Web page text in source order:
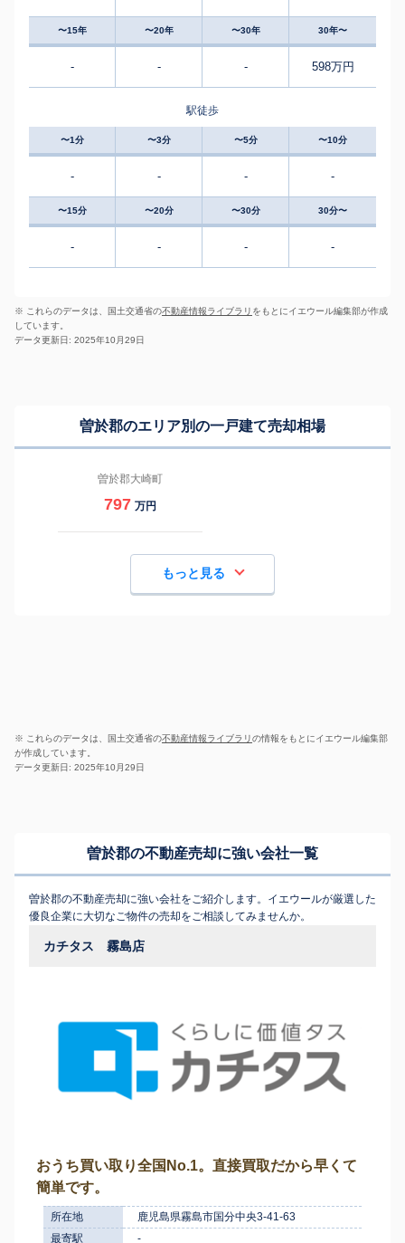
〜15年 〜20年 〜30年 30年〜
- - - 598万円
駅徒歩
〜1分 〜3分 〜5分 〜10分
- - - -
〜15分 〜20分 〜30分 30分〜
- - - -
※ これらのデータは、国土交通省の不動産情報ライブラリ をもとにイエウール編集部が作成
しています。
データ更新日: 2025年10月29日
曽於郡のエリア別の一戸建て売却相場
曽於郡大崎町
797 万円
もっと見る
※ これらのデータは、国土交通省の不動産情報ライブラリの情報をもとにイエウール編集部
が作成しています。
データ更新日: 2025年10月29日
曽於郡の不動産売却に強い会社一覧
曽於郡の不動産売却に強い会社をご紹介します。イエウールが厳選した
優良企業に大切なご物件の売却をご相談してみませんか。
カチタス 霧島店
おうち買い取り全国No.1。直接買取だから早くて
簡単です。
所在地
鹿児島県霧島市国分中央3-41-63
最寄駅
-